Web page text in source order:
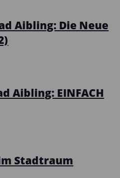
Aibling: Die Neue
Aibling: EINFACH
im Stadtraum